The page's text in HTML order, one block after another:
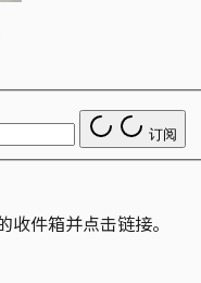
订阅
收件箱并点击链接。